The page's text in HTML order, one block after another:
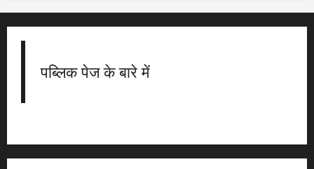
पब्लिक पेज के बारे में